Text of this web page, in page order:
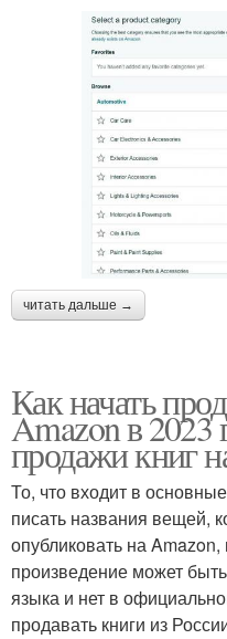
читать дальше →
Как начать
Amazon в 2023
продажи книг
То, что входит в
писать названия вещей,
опубликовать на
произведение может
языка и нет в
продавать книги из